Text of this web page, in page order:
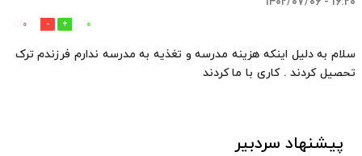
0
0
سلام به دلیل اینکه هزینه مدرسه و تغذیه به مدرسه ندارم فرزندم ترک
تحصیل کردند . کاری با ما کردند
پیشنهاد سردبیر